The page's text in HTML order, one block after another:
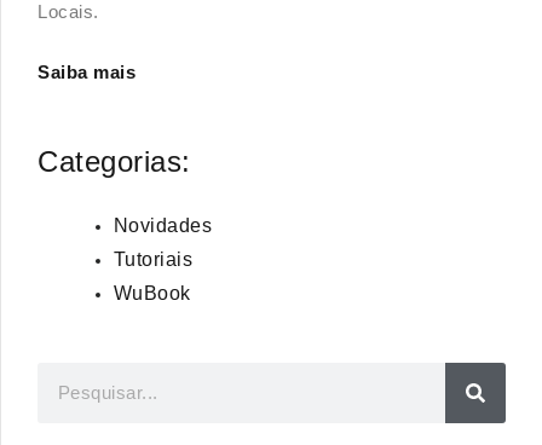
Locais.
Saiba mais
Categorias:
Novidades
Tutoriais
WuBook